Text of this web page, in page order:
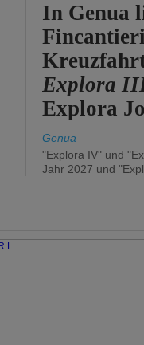
In Genua
Explora
Explora
Genua
"Explora IV" und
Jahr 2027 und